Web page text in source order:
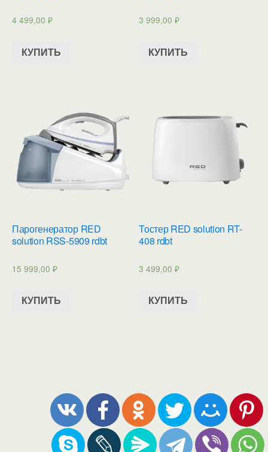
4 499,00 ₽
КУПИТЬ
3 999,00₽
КУПИТЬ
Парогенератор RED
solution RSS-5909 rdbt
15 999,00 ₽
КУПИТЬ
Тостер RED solution RT-
408 rdbt
3 499,00₽
КУПИТЬ